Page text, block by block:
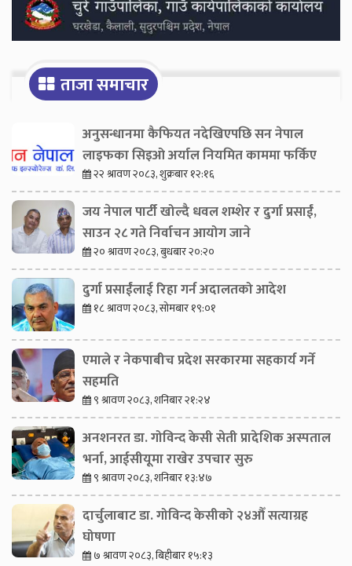
ताजा समाचार
अनुसन्धानमा कैफियत नदेखिएपछि सन नेपाल
लाइफका सिइओ अर्याल नियमित काममा फर्किए
२२ श्रावण २०८३, शुक्रबार १२:१६
जय नेपाल पार्टी खोल्दै धवल शम्शेर र दुर्गा प्रसाईं,
साउन २८ गते निर्वाचन आयोग जाने
२० श्रावण २०८३, बुधबार २०:२०
दुर्गा प्रसाईंलाई रिहा गर्न अदालतको आदेश
१८ श्रावण २०८३, सोमबार १९:०१
एमाले र नेकपाबीच प्रदेश सरकारमा सहकार्य गर्ने
सहमति
९ श्रावण २०८३, शनिबार २१:२४
अनशनरत डा. गोविन्द केसी सेती प्रादेशिक अस्पताल
भर्ना, आईसीयूमा राखेर उपचार सुरु
९ श्रावण २०८३, शनिबार १३:४७
दार्चुलाबाट डा. गोविन्द केसीको २४औँ सत्याग्रह
घोषणा
७ श्रावण २०८३, बिहीबार १५:१३